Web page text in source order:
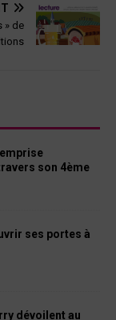
» de
son 4ème
ses portes à
dévoilent au